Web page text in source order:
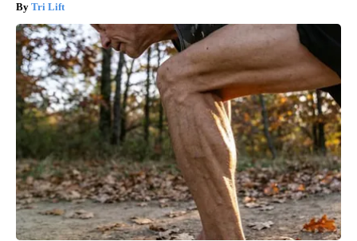
Tri Lift